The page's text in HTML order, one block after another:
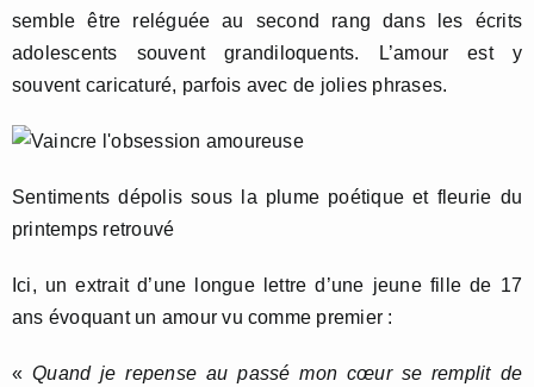
semble être reléguée au second rang dans les écrits
adolescents souvent grandiloquents. L’amour est y
souvent caricaturé, parfois avec de jolies phrases.
Sentiments dépolis sous la plume poétique et fleurie du
printemps retrouvé
Ici, un extrait d’une longue lettre d’une jeune fille de 17
ans évoquant un amour vu comme premier :
«Quand je repense au passé mon cœur se remplit de